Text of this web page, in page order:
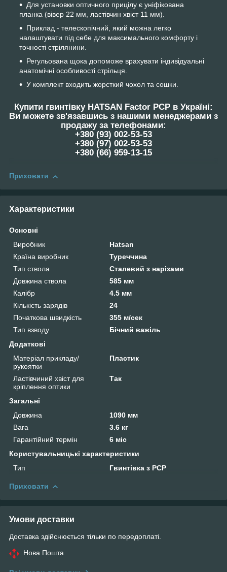
Для установки оптичного прицілу є уніфікована
планка (вівер 22 мм, ластівчин хвіст 11 мм).
Приклад - телескопічний, який можна легко
налаштувати під себе для максимального комфорту і
точності стрілянини.
Регульована щока допоможе врахувати індивідуальні
анатомічні особливості стрільця.
У комплект входить жорсткий чохол та сошки.
Купити гвинтівку HATSAN Factor PCP в Україні:
Ви можете зв'язавшись з нашими менеджерами з
продажу за телефонами:
+380 (93) 002-53-53
+380 (97) 002-53-53
+38‎0 (66) 959-13-15
Приховати
Характеристики
Основні
Виробник
Hatsan
Країна виробник
Туреччина
Тип ствола
Сталевий з нарізами
Довжина ствола
585 мм
Калібр
4.5 мм
Кількість зарядів
24
Початкова швидкість
355 м/сек
Тип взводу
Бічний важіль
Додаткові
Матеріал прикладу/
рукоятки
Пластик
Ластівчиний хвіст для
кріплення оптики
Так
Загальні
Довжина
1090 мм
Вага
3.6 кг
Гарантійний термін
6 міс
Користувальницькі характеристики
Тип
Гвинтівка з РСР
Приховати
Умови доставки
Доставка здійснюється тільки по передоплаті.
Нова Пошта